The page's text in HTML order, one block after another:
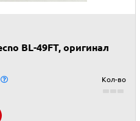
BL-49FT, оригинал
Кол-во